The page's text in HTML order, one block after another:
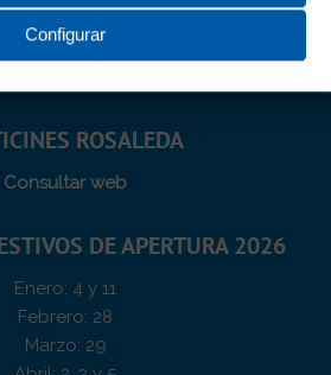
Configurar
de apertura de 09:45 a
ROSALEDA
Consultar web
DE APERTURA 2026
Enero: 4 y 11
Febrero: 28
Marzo: 29